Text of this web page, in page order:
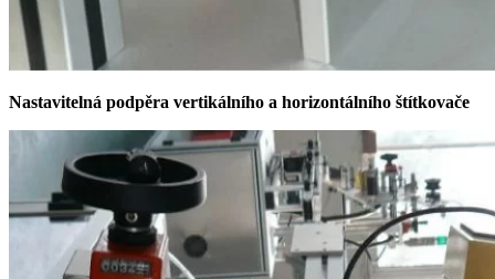
Nastavitelná podpěra vertikálního a horizontálního štítkovače